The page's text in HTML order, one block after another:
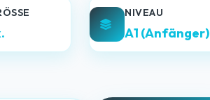
NIVEAU
A1 (Anfänger)